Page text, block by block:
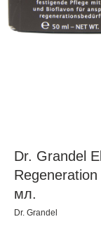
Dr. Grandel
мл.
Dr. Grandel